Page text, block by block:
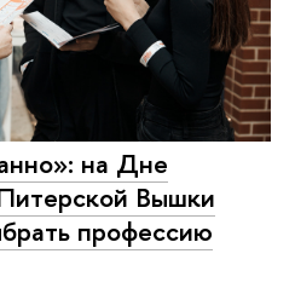
на Дне
Вышки
профессию